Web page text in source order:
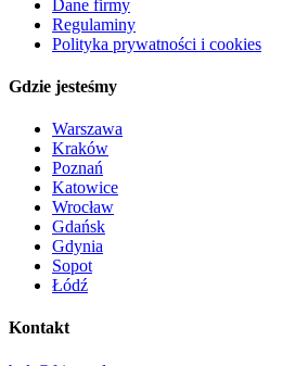
Dane firmy
Regulaminy
Polityka prywatności i cookies
Gdzie jesteśmy
Warszawa
Kraków
Poznań
Katowice
Wrocław
Gdańsk
Gdynia
Sopot
Łódź
Kontakt